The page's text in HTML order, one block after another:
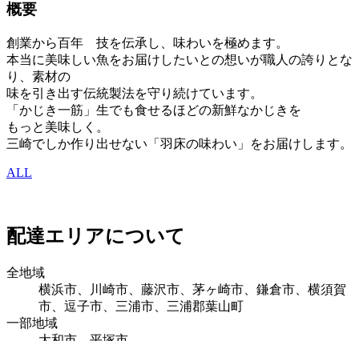
概要
創業から百年 技を伝承し、味わいを極めます。
本当に美味しい魚をお届けしたいとの想いが職人の誇りとな
り、素材の
味を引き出す伝統製法を守り続けています。
「かじき一筋」生でも食せるほどの新鮮なかじきを
もっと美味しく。
三崎でしか作り出せない「羽床の味わい」をお届けします。
ALL
配達エリアについて
全地域
横浜市、川崎市、藤沢市、茅ヶ崎市、鎌倉市、横須賀
市、逗子市、三浦市、三浦郡葉山町
一部地域